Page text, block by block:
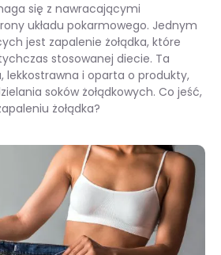
się z nawracającymi
układu pokarmowego. Jednym
jest zapalenie żołądka, które
stosowanej diecie. Ta
lekkostrawna i oparta o produkty,
soków żołądkowych. Co jeść,
żołądka?